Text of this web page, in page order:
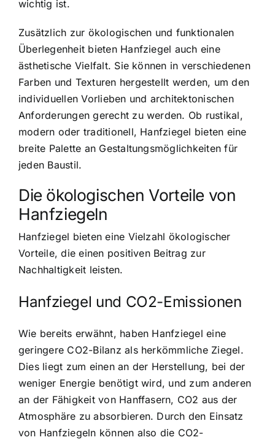
wichtig ist.
Zusätzlich zur ökologischen und funktionalen
Überlegenheit bieten Hanfziegel auch eine
ästhetische Vielfalt. Sie können in verschiedenen
Farben und Texturen hergestellt werden, um den
individuellen Vorlieben und architektonischen
Anforderungen gerecht zu werden. Ob rustikal,
modern oder traditionell, Hanfziegel bieten eine
breite Palette an Gestaltungsmöglichkeiten für
jeden Baustil.
Die ökologischen Vorteile von
Hanfziegeln
Hanfziegel bieten eine Vielzahl ökologischer
Vorteile, die einen positiven Beitrag zur
Nachhaltigkeit leisten.
Hanfziegel und CO2-Emissionen
Wie bereits erwähnt, haben Hanfziegel eine
geringere CO2-Bilanz als herkömmliche Ziegel.
Dies liegt zum einen an der Herstellung, bei der
weniger Energie benötigt wird, und zum anderen
an der Fähigkeit von Hanffasern, CO2 aus der
Atmosphäre zu absorbieren. Durch den Einsatz
von Hanfziegeln können also die CO2-